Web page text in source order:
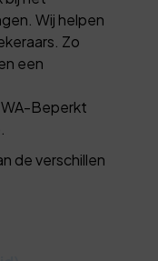
Wij helpen
Zo
een
Beperkt
de verschillen